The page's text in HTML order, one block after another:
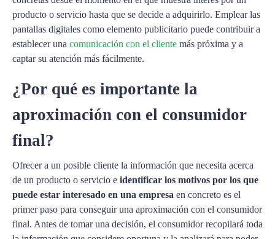
producto o servicio hasta que se decide a adquirirlo. Emplear las
pantallas digitales como elemento publicitario puede contribuir a
establecer una comunicación con el cliente más próxima y a
captar su atención más fácilmente.
¿Por qué es importante la
aproximación con el consumidor
final?
Ofrecer a un posible cliente la información que necesita acerca
de un producto o servicio e identificar los motivos por los que
puede estar interesado en una empresa en concreto es el
primer paso para conseguir una aproximación con el consumidor
final. Antes de tomar una decisión, el consumidor recopilará toda